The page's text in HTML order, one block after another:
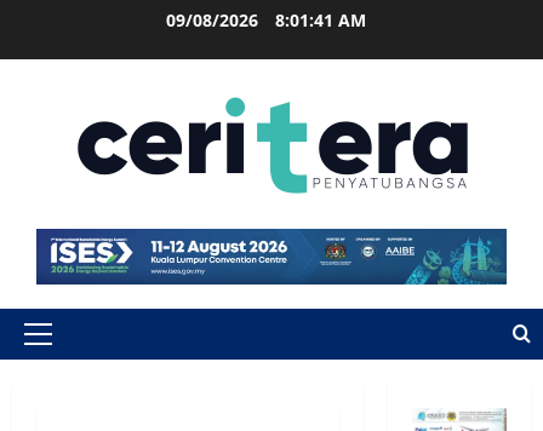
09/08/2026 8:01:42 AM